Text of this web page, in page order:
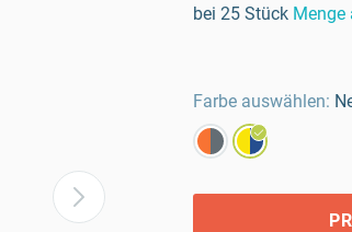
bei 25 Stück Menge
Farbe auswählen: